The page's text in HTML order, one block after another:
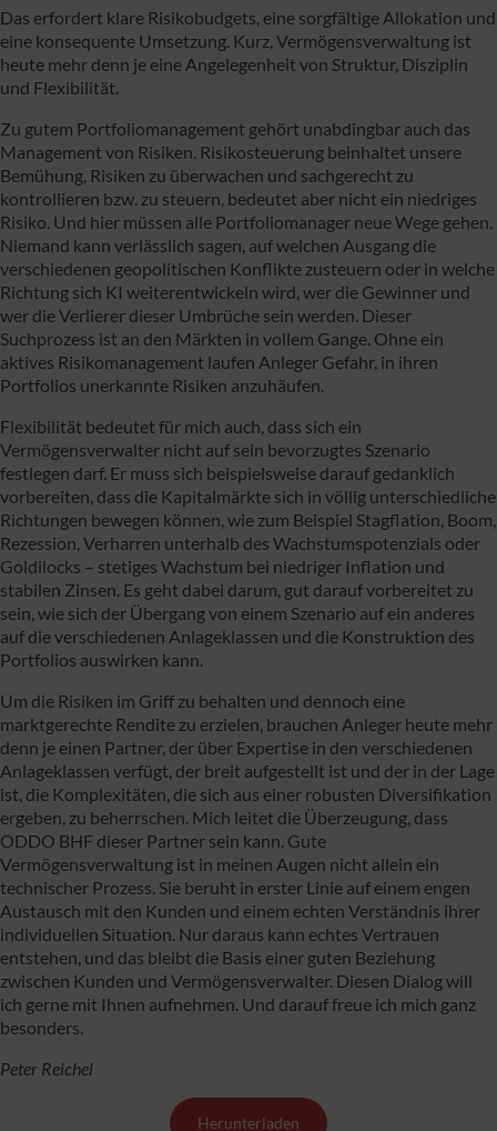
Das erfordert klare Risikobudgets, eine sorgfältige Allokation und
eine konsequente Umsetzung. Kurz, Vermögensverwaltung ist
heute mehr denn je eine Angelegenheit von Struktur, Disziplin
und Flexibilität.
Zu gutem Portfoliomanagement gehört unabdingbar auch das
Management von Risiken. Risikosteuerung beinhaltet unsere
Bemühung, Risiken zu überwachen und sachgerecht zu
kontrollieren bzw. zu steuern, bedeutet aber nicht ein niedriges
Risiko. Und hier müssen alle Portfoliomanager neue Wege gehen.
Niemand kann verlässlich sagen, auf welchen Ausgang die
verschiedenen geopolitischen Konflikte zusteuern oder in welche
Richtung sich KI weiterentwickeln wird, wer die Gewinner und
wer die Verlierer dieser Umbrüche sein werden. Dieser
Suchprozess ist an den Märkten in vollem Gange. Ohne ein
aktives Risikomanagement laufen Anleger Gefahr, in ihren
Portfolios unerkannte Risiken anzuhäufen.
Flexibilität bedeutet für mich auch, dass sich ein
Vermögensverwalter nicht auf sein bevorzugtes Szenario
festlegen darf. Er muss sich beispielsweise darauf gedanklich
vorbereiten, dass die Kapitalmärkte sich in völlig unterschiedliche
Richtungen bewegen können, wie zum Beispiel Stagflation, Boom,
Rezession, Verharren unterhalb des Wachstumspotenzials oder
Goldilocks – stetiges Wachstum bei niedriger Inflation und
stabilen Zinsen. Es geht dabei darum, gut darauf vorbereitet zu
sein, wie sich der Übergang von einem Szenario auf ein anderes
auf die verschiedenen Anlageklassen und die Konstruktion des
Portfolios auswirken kann.
Um die Risiken im Griff zu behalten und dennoch eine
marktgerechte Rendite zu erzielen, brauchen Anleger heute mehr
denn je einen Partner, der über Expertise in den verschiedenen
Anlageklassen verfügt, der breit aufgestellt ist und der in der Lage
ist, die Komplexitäten, die sich aus einer robusten Diversifikation
ergeben, zu beherrschen. Mich leitet die Überzeugung, dass
ODDO BHF dieser Partner sein kann. Gute
Vermögensverwaltung ist in meinen Augen nicht allein ein
technischer Prozess. Sie beruht in erster Linie auf einem engen
Austausch mit den Kunden und einem echten Verständnis ihrer
individuellen Situation. Nur daraus kann echtes Vertrauen
entstehen, und das bleibt die Basis einer guten Beziehung
zwischen Kunden und Vermögensverwalter. Diesen Dialog will
ich gerne mit Ihnen aufnehmen. Und darauf freue ich mich ganz
besonders.
Peter Reichel
Herunterladen